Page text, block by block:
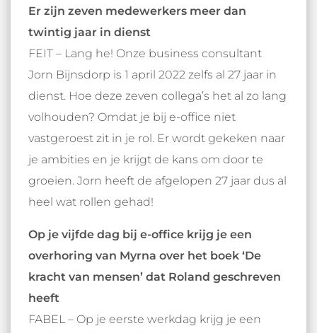
Er zijn zeven medewerkers meer dan
twintig jaar in dienst
FEIT – Lang he! Onze business consultant
Jorn Bijnsdorp is 1 april 2022 zelfs al 27 jaar in
dienst. Hoe deze zeven collega’s het al zo lang
volhouden? Omdat je bij e-office niet
vastgeroest zit in je rol. Er wordt gekeken naar
je ambities en je krijgt de kans om door te
groeien. Jorn heeft de afgelopen 27 jaar dus al
heel wat rollen gehad!
Op je vijfde dag bij e-office krijg je een
overhoring van Myrna over het boek ‘De
kracht van mensen’ dat Roland geschreven
heeft
FABEL – Op je eerste werkdag krijg je een